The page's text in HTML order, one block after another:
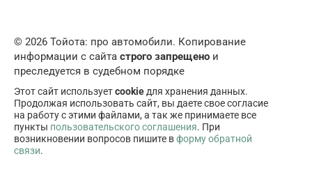
© 2026 Тойота: про автомобили. Копирование
информации с сайта строго запрещено и
преследуется в судебном порядке
Этот сайт используетcookieдля хранения данных.
Продолжая использовать сайт, вы даете свое согласие
на работу с этими файлами, а так же принимаете все
пункты пользовательского соглашения. При
возникновении вопросов пишите вформу обратной
связи.